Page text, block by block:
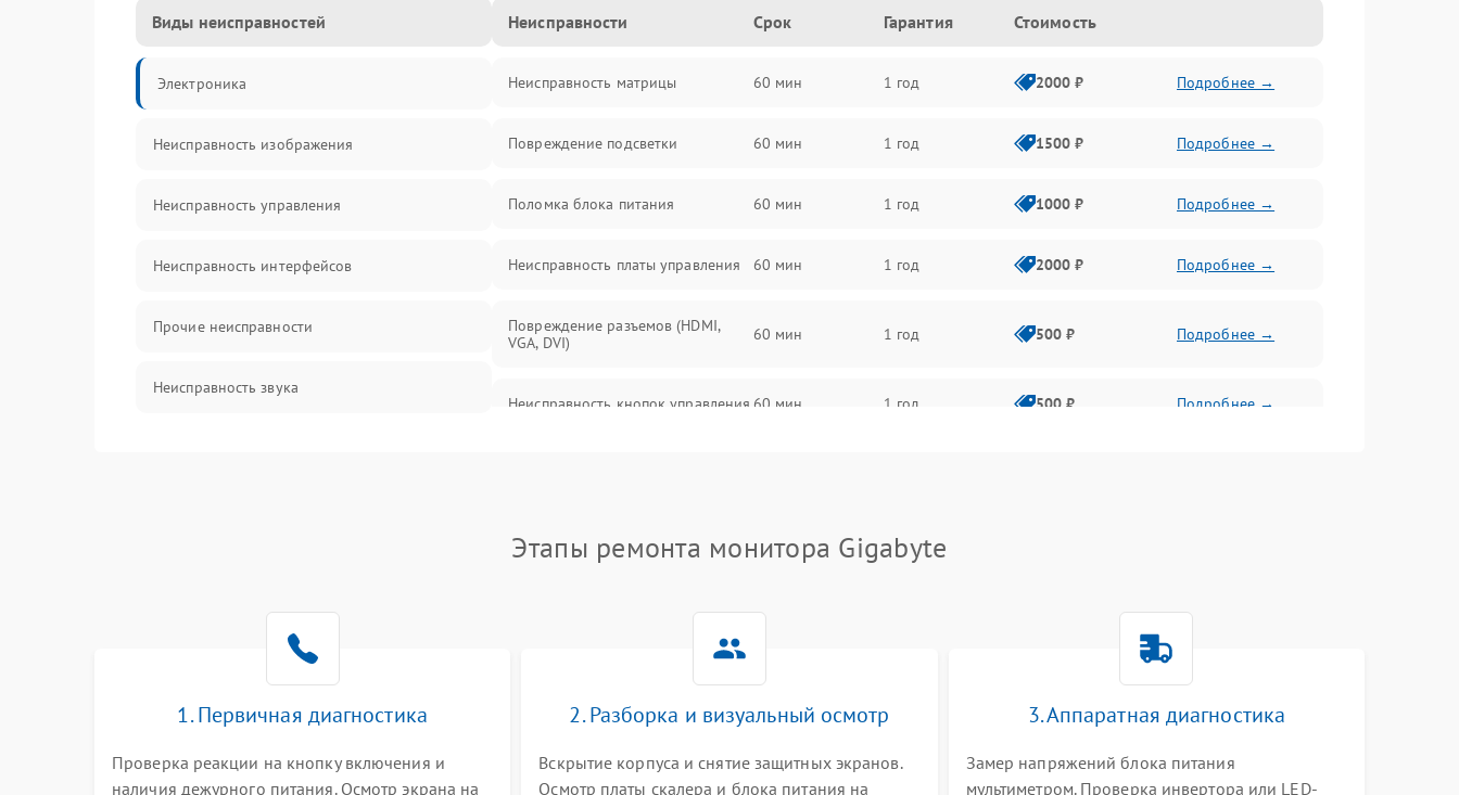
Виды неисправностей
Электроника
Неисправность изображения
Неисправность управления
Неисправность интерфейсов
Прочие неисправности
Неисправность звука
Неисправности Срок Гарантия Стоимость
Неисправность матрицы 60 мин 1 год 2000 ₽ Подробнее →
Повреждение подсветки 60 мин 1 год 1500 ₽ Подробнее →
Поломка блока питания 60 мин 1 год 1000 ₽ Подробнее →
Неисправность платы управления 60 мин 1 год 2000 ₽ Подробнее →
Повреждение разъемов (HDMI,
VGA, DVI)
60 мин 1 год 500 ₽ Подробнее →
Неисправность кнопок управления 60 мин 1 год 500 ₽ Подробнее →
Поломка системы автоматического
короткого замыкания
Этапы ремонта монитора Gigabyte
1. Первичная диагностика
Проверка реакции на кнопку включения и
наличия дежурного питания. Осмотр экрана на
2. Разборка и визуальный осмотр
Вскрытие корпуса и снятие защитных экранов.
Осмотр платы скалера и блока питания на
3. Аппаратная диагностика
Замер напряжений блока питания
мультиметром. Проверка инвертора или LED-